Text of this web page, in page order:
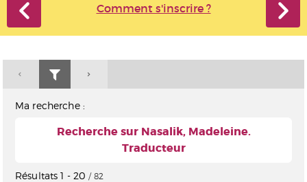
Comment s'inscrire ?
Ma recherche :
Recherche sur Nasalik, Madeleine.
Traducteur
Résultats1 - 20 / 82